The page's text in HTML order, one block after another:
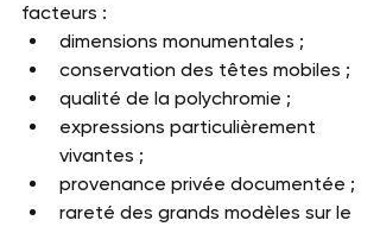
facteurs :
dimensions monumentales ;
conservation des têtes mobiles ;
qualité de la polychromie ;
expressions particulièrement
vivantes ;
provenance privée documentée ;
rareté des grands modèles sur le